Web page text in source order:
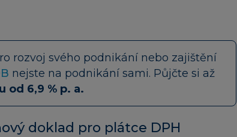
rozvoj svého podnikání nebo zajištění
nejste na podnikání sami. Půjčte si až
od 6,9 % p. a.
doklad pro plátce DPH